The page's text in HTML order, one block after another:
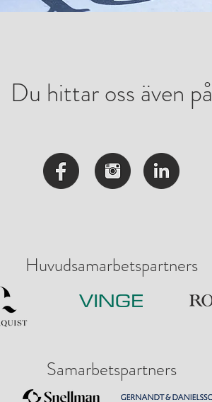
Du hittar oss även på
Huvudsamarbetspartners
Samarbetspartners